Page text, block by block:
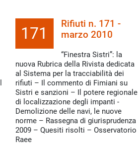
171
Rifiuti n. 171 -
marzo 2010
“Finestra Sistri”: la
nuova Rubrica della Rivista dedicata
al Sistema per la tracciabilità dei
rifiuti – Il commento di Fimiani su
Sistri e sanzioni – Il potere regionale
di localizzazione degli impanti -
Demolizione delle navi, le nuove
norme – Rassegna di giurisprudenza
2009 – Quesiti risolti – Osservatorio
Raee